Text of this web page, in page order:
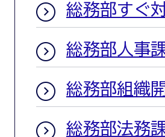
総務部すぐ
総務部人事
総務部組織
総務部法務